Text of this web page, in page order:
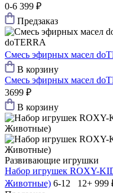
0-6 399 ₽
Предзаказ
doTERRA
Смесь эфирных масел
В корзину
Смесь эфирных масел
3699 ₽
В корзину
Развивающие игрушки
Набор игрушек ROXY-
Животные) 6-12 12+ 999